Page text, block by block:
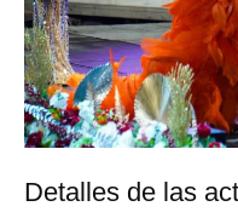
Detalles de las